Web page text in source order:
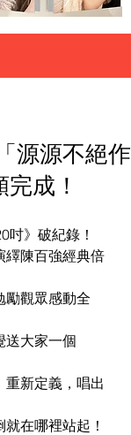
源源不絕作
成！
吋》破紀錄！
繹陳百強經典倍
勵觀眾感動全
送大家一個
重新定義，唱出
在哪裡站起！